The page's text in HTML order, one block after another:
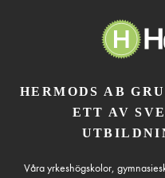
HERMODS AB
ETT AV
Våra yrkeshögskolor,